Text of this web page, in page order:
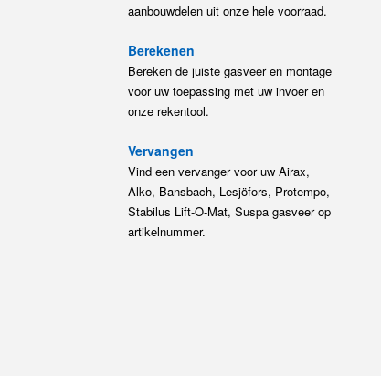
aanbouwdelen uit onze hele voorraad.
Berekenen
Bereken de juiste gasveer en montage
voor uw toepassing met uw invoer en
onze rekentool.
Vervangen
Vind een vervanger voor uw Airax,
Alko, Bansbach, Lesjöfors, Protempo,
Stabilus Lift-O-Mat, Suspa gasveer op
artikelnummer.